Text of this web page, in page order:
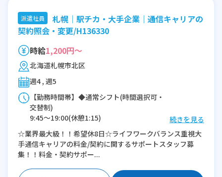
派遣社員
札幌｜駅チカ・大手企業｜通信キャリアの
契約照会・変更/H136330
時給1,200円～
北海道札幌市北区
週4 , 週5
【勤務時間帯】◆通常シフト(時間選択可・
交替制)
9:45〜19:00(休憩1:15)
※残業：0〜10時間程度/月
続きを見る
☆業界最大級！！希望休8日☆ライフワークバランス重視大
手通信キャリアの料金/契約に関するサポートスタッフ募
集！！料金・契約サポー...